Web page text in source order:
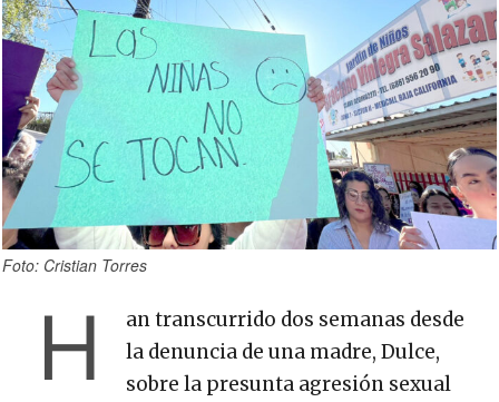
Foto: Cristian Torres
H
an transcurrido dos semanas desde
la denuncia de una madre, Dulce,
sobre la presunta agresión sexual